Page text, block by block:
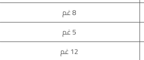
8 غم
5 غم
12 غم